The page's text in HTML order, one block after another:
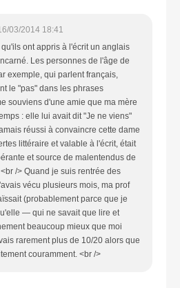
03/2014 18:41
ont appris à l'écrit un anglais
Les personnes de l'âge de
exemple, qui parlent français,
le "pas" dans les phrases
souviens d'une amie que ma mère
: elle lui avait dit "Je ne viens"
réussi à convaincre cette dame
littéraire et valable à l'écrit, était
et source de malentendus de
/> Quand je suis rentrée des
vécu plusieurs mois, ma prof
(probablement parce que je
— qui ne savait que lire et
beaucoup mieux que moi
rarement plus de 10/20 alors que
couramment. <br />